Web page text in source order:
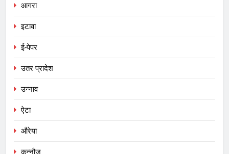
आगरा
इटावा
ई-पेपर
उतर प्रादेश
उन्नाव
ऐटा
औरेया
कन्नौज